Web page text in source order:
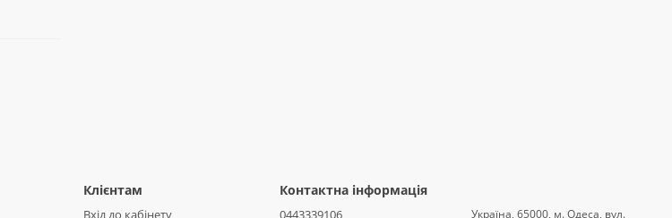
Клієнтам
Вхід до кабінету
Контактна інформація
0443339106
Україна, 65000, м. Одеса, вул.